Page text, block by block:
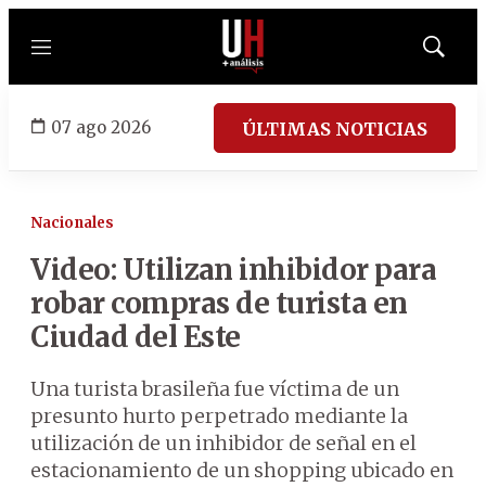
Menú
Mostrar
07 ago 2026 ÚLTIMAS NOTICIAS
Nacionales
Video: Utilizan inhibidor para
robar compras de turista en
Ciudad del Este
Una turista brasileña fue víctima de un
presunto hurto perpetrado mediante la
utilización de un inhibidor de señal en el
estacionamiento de un shopping ubicado en